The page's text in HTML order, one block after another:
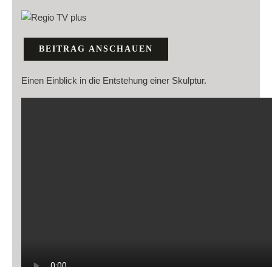
BEITRAG ANSCHAUEN
Einen Einblick in die Entstehung einer Skulptur.